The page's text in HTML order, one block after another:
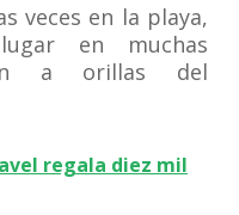
veces en la playa,
en muchas
a orillas del
regala diez mil